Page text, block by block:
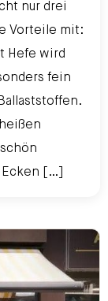
nur drei
Vorteile mit:
Hefe wird
fein
[…]